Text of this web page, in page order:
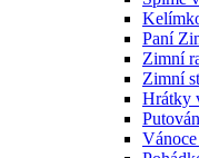
Paní
Zimní
Zimní
Hrátky